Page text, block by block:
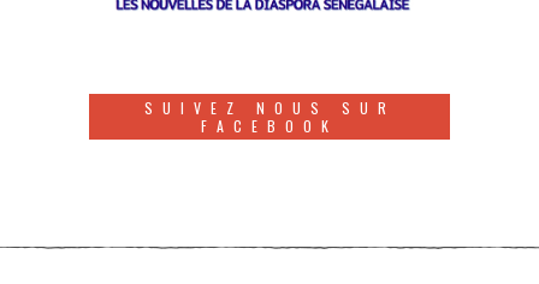
SUIVEZ NOUS SUR
FACEBOOK